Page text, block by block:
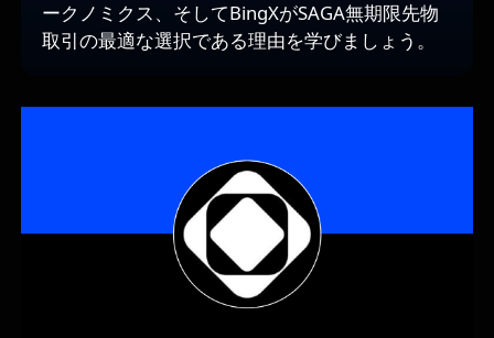
ークノミクス、そしてBingXがSAGA無期限先物
取引の最適な選択である理由を学びましょう。